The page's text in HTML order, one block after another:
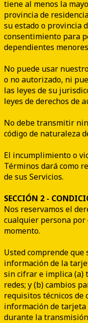
tiene al menos la
provincia de
su estado o provincia
consentimiento para
dependientes
No puede usar
o no autorizado, ni
las leyes de su
leyes de derechos de
No debe transmitir
código de naturaleza
El incumplimiento o
Términos dará como
de sus Servicios.
SECCIÓN 2 -
Nos reservamos el
cualquier persona
momento.
Usted comprende
información de la
sin cifrar e implica (a)
redes; y (b) cambios
requisitos técnicos de
información de
durante la